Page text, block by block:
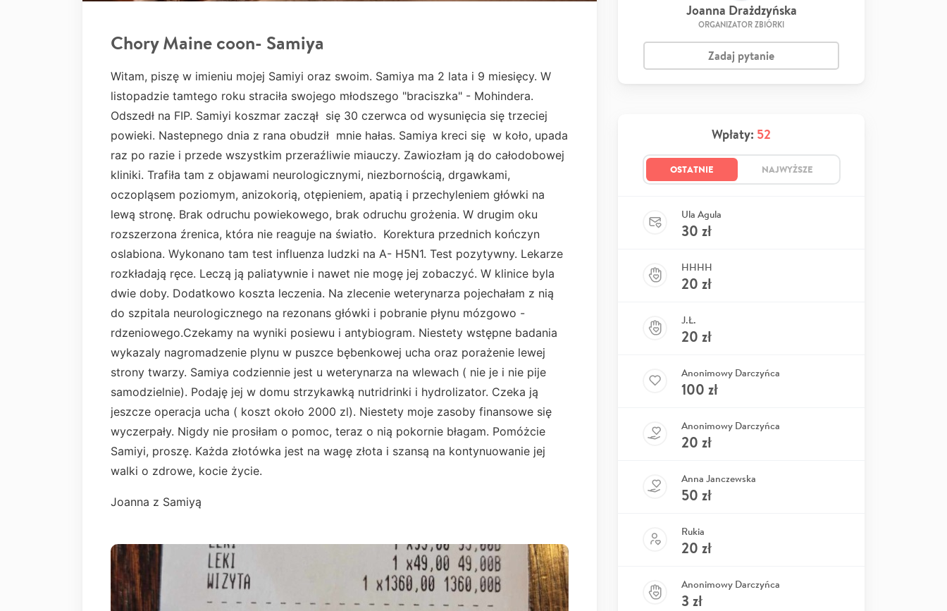
Chory Maine coon- Samiya
Witam, piszę w imieniu mojej Samiyi oraz swoim. Samiya ma 2 lata i 9 miesięcy. W
listopadzie tamtego roku straciła swojego młodszego "braciszka" - Mohindera.
Odszedł na FIP. Samiyi koszmar zaczął się 30 czerwca od wysunięcia się trzeciej
powieki. Nastepnego dnia z rana obudził mnie hałas. Samiya kreci się w koło, upada
raz po razie i przede wszystkim przeraźliwie miauczy. Zawiozłam ją do całodobowej
kliniki. Trafiła tam z objawami neurologicznymi, niezbornością, drgawkami,
oczopląsem poziomym, anizokorią, otępieniem, apatią i przechyleniem główki na
lewą stronę. Brak odruchu powiekowego, brak odruchu grożenia. W drugim oku
rozszerzona źrenica, która nie reaguje na światło. Korektura przednich kończyn
oslabiona. Wykonano tam test influenza ludzki na A- H5N1. Test pozytywny. Lekarze
rozkładają ręce. Leczą ją paliatywnie i nawet nie mogę jej zobaczyć. W klinice byla
dwie doby. Dodatkowo koszta leczenia. Na zlecenie weterynarza pojechałam z nią
do szpitala neurologicznego na rezonans główki i pobranie płynu mózgowo -
rdzeniowego.Czekamy na wyniki posiewu i antybiogram. Niestety wstępne badania
wykazaly nagromadzenie plynu w puszce bębenkowej ucha oraz porażenie lewej
strony twarzy. Samiya codziennie jest u weterynarza na wlewach ( nie je i nie pije
samodzielnie). Podaję jej w domu strzykawką nutridrinki i hydrolizator. Czeka ją
jeszcze operacja ucha ( koszt około 2000 zl). Niestety moje zasoby finansowe się
wyczerpały. Nigdy nie prosiłam o pomoc, teraz o nią pokornie błagam. Pomóżcie
Samiyi, proszę. Każda złotówka jest na wagę złota i szansą na kontynuowanie jej
walki o zdrowe, kocie życie.
Joanna z Samiyą
Joanna Drażdzyńska
ORGANIZATOR ZBIÓRKI
Zadaj pytanie
Wpłaty: 52
OSTATNIE NAJWYŻSZE
Ula Agula
30 zł
HHHH
20 zł
J.Ł.
20 zł
Anonimowy Darczyńca
100 zł
Anonimowy Darczyńca
20 zł
Anna Janczewska
50 zł
Rukia
20 zł
Anonimowy Darczyńca
3 zł